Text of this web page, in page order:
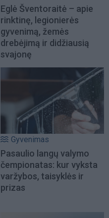
Eglė Šventoraitė – apie
rinktinę, legionierės
gyvenimą, žemės
drebėjimą ir didžiausią
svajonę
Gyvenimas
Pasaulio langų valymo
čempionatas: kur vyksta
varžybos, taisyklės ir
prizas